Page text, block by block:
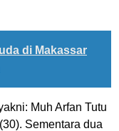
di Makassar
Muh Arfan Tutu
Sementara dua